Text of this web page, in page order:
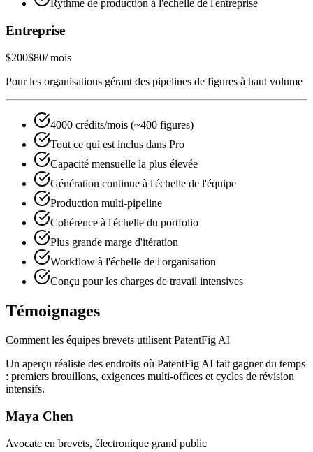
Rythme de production à l'échelle de l'entreprise
Entreprise
$200$80/ mois
Pour les organisations gérant des pipelines de figures à haut volume
4000 crédits/mois (~400 figures)
Tout ce qui est inclus dans Pro
Capacité mensuelle la plus élevée
Génération continue à l'échelle de l'équipe
Production multi-pipeline
Cohérence à l'échelle du portfolio
Plus grande marge d'itération
Workflow à l'échelle de l'organisation
Conçu pour les charges de travail intensives
Témoignages
Comment les équipes brevets utilisent PatentFig AI
Un aperçu réaliste des endroits où PatentFig AI fait gagner du temps
: premiers brouillons, exigences multi-offices et cycles de révision
intensifs.
Maya Chen
Avocate en brevets, électronique grand public